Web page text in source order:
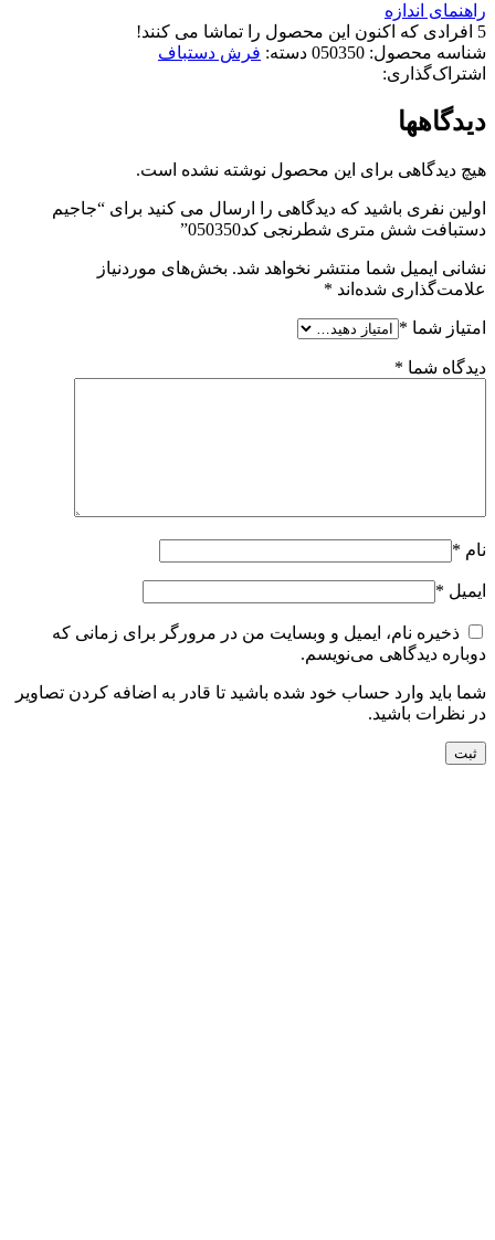
راهنمای اندازه
5 افرادی که اکنون این محصول را تماشا می کنند!
شناسه محصول: 050350 دسته: فرش دستباف
اشتراک‌گذاری:
دیدگاهها
هیچ دیدگاهی برای این محصول نوشته نشده است.
اولین نفری باشید که دیدگاهی را ارسال می کنید برای “جاجیم
دستبافت شش متری شطرنجی کد050350”
نشانی ایمیل شما منتشر نخواهد شد. بخش‌های موردنیاز
علامت‌گذاری شده‌اند *
امتیاز شما *
دیدگاه شما *
نام *
ایمیل *
ذخیره نام، ایمیل و وبسایت من در مرورگر برای زمانی که
دوباره دیدگاهی می‌نویسم.
شما باید وارد حساب خود شده باشید تا قادر به اضافه کردن تصاویر
در نظرات باشید.